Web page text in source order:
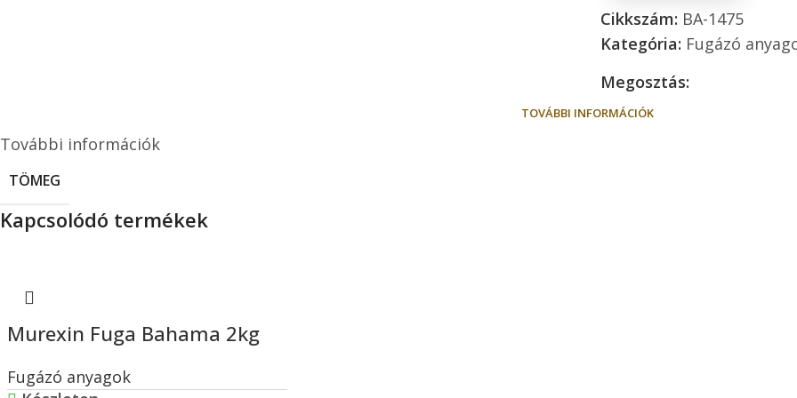
Cikkszám: BA-1475
Kategória: Fugázó
Megosztás:
TOVÁBBI INFORMÁCIÓK
További információk
TÖMEG
Kapcsolódó termékek
Murexin Fuga Bahama 2kg
Fugázó anyagok